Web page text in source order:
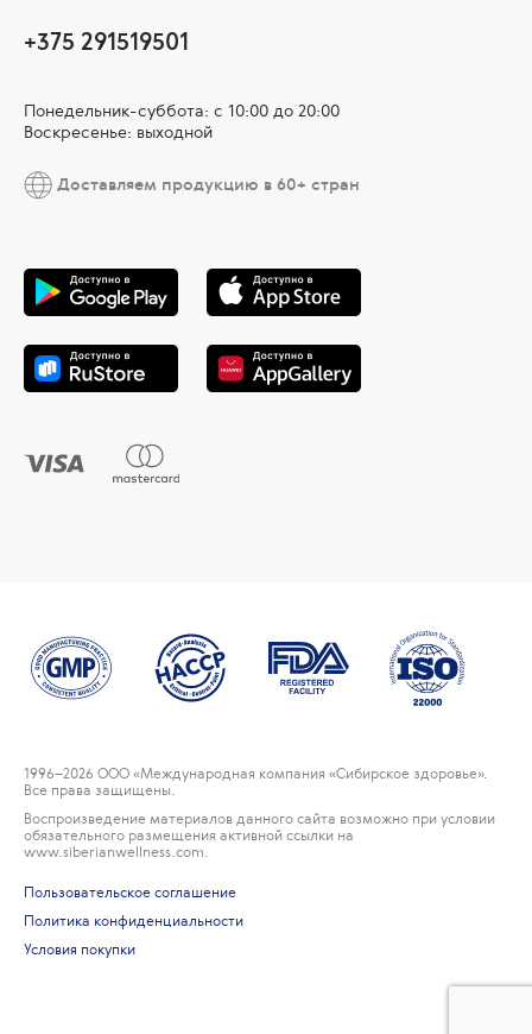
+375 291519501
Понедельник-суббота: с 10:00 до 20:00
Воскресенье: выходной
Доставляем продукцию в 60+ стран
1996–2026 ООО «Международная компания «Сибирское здоровье».
Все права защищены.
Воспроизведение материалов данного сайта возможно при условии
обязательного размещения активной ссылки на
www.siberianwellness.com.
Пользовательское соглашение
Политика конфиденциальности
Условия покупки